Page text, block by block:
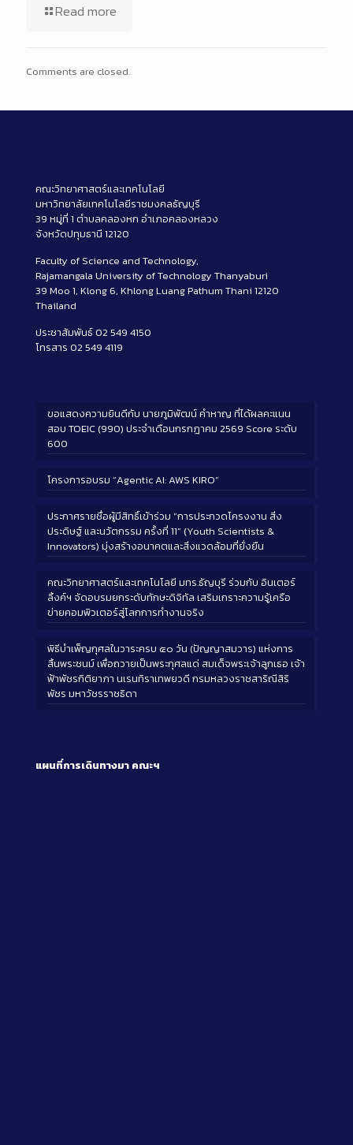
Read more
Comments are closed.
คณะวิทยาศาสตร์และเทคโนโลยี
มหาวิทยาลัยเทคโนโลยีราชมงคลธัญบุรี
39 หมู่ที่ 1 ตำบลคลองหก อำเภอคลองหลวง
จังหวัดปทุมธานี 12120
Faculty of Science and Technology,
Rajamangala University of Technology Thanyaburi
39 Moo 1, Klong 6, Khlong Luang Pathum Thani 12120
Thailand
ประชาสัมพันธ์ 02 549 4150
โทรสาร 02 549 4119
ขอแสดงความยินดีกับ นายภูมิพัฒน์ คำหาญ ที่ได้ผลคะแนน
สอบ TOEIC (990) ประจำเดือนกรกฎาคม 2569 Score ระดับ
600
โครงการอบรม “Agentic AI: AWS KIRO”
ประกาศรายชื่อผู้มีสิทธิ์เข้าร่วม “การประกวดโครงงาน สิ่ง
ประดิษฐ์ และนวัตกรรม ครั้งที่ 11” (Youth Scientists &
Innovators) มุ่งสร้างอนาคตและสิ่งแวดล้อมที่ยั่งยืน
คณะวิทยาศาสตร์และเทคโนโลยี มทร.ธัญบุรี ร่วมกับ อินเตอร์
ลิ้งค์ฯ จัดอบรมยกระดับทักษะดิจิทัล เสริมเกราะความรู้เครือ
ข่ายคอมพิวเตอร์สู่โลกการทำงานจริง
พิธีบำเพ็ญกุศลในวาระครบ ๕๐ วัน (ปัญญาสมวาร) แห่งการ
สิ้นพระชนม์ เพื่อถวายเป็นพระกุศลแด่ สมเด็จพระเจ้าลูกเธอ เจ้า
ฟ้าพัชรกิติยาภา นเรนทิราเทพยวดี กรมหลวงราชสาริณีสิริ
พัชร มหาวัชรราชธิดา
แผนที่การเดินทางมา คณะฯ